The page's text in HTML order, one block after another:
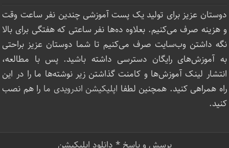
دوستان عزیز برای تولید یک پست آموزشی چندین نفر ساعت‌ وقت
و هزینه صرف می‌کنیم. بعلاوه ده‌ها نفر ساعتی که هفتگی برای بالا
نگه داشتن وب‌سایت صرف ‌می‌کنیم تا شما دوستان عزیز براحتی
به آموزش‌های رایگان دسترسی داشته باشید. پس با مطالعه،
انتشار لینک‌ آموزش‌ها و کامنت گذاشتن زیر نوشته‌‌ها ما را در این
راه همراهی کنید. همچنین لطفا اپلیکیشن اندرویدی ما را هم نصب
کنید.